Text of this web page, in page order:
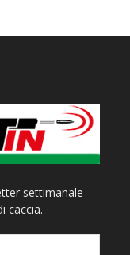
settimanale
caccia.